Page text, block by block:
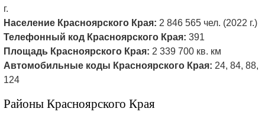
г.
Население Красноярского Края: 2 846 565 чел. (2022 г.)
Телефонный код Красноярского Края: 391
Площадь Красноярского Края: 2 339 700 кв. км
Автомобильные коды Красноярского Края: 24, 84, 88,
124
Районы Красноярского Края